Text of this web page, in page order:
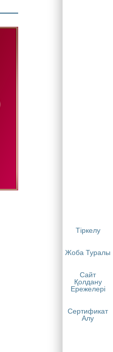
Тіркелу
Жоба Туралы
Сайт
Қолдану
Ережелері
Сертификат
Алу